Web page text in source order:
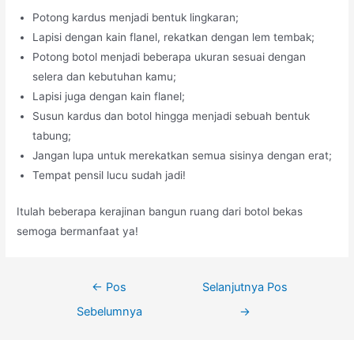
Potong kardus menjadi bentuk lingkaran;
Lapisi dengan kain flanel, rekatkan dengan lem tembak;
Potong botol menjadi beberapa ukuran sesuai dengan
selera dan kebutuhan kamu;
Lapisi juga dengan kain flanel;
Susun kardus dan botol hingga menjadi sebuah bentuk
tabung;
Jangan lupa untuk merekatkan semua sisinya dengan erat;
Tempat pensil lucu sudah jadi!
Itulah beberapa kerajinan bangun ruang dari botol bekas
semoga bermanfaat ya!
← Pos
Sebelumnya
Selanjutnya Pos
→